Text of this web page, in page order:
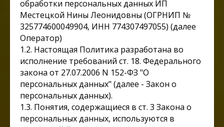
обработки персональных данных ИП
Местецкой Нины Леонидовны (ОГРНИП №
325774600049904, ИНН 774307497055) (далее
Оператор)
​1.2. Настоящая Политика разработана во
исполнение требований ст. 18. Федерального
закона от 27.07.2006 N 152-ФЗ "О
персональных данных" (далее - Закон о
персональных данных).
​1.3. Понятия, содержащиеся в ст. 3 Закона о
персональных данных, используются в